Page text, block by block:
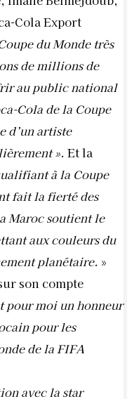
Cola Export
du Monde très
de millions de
au public national
Cola de la Coupe
d’un artiste
». Et la
à la Coupe
fait la fierté des
Maroc soutient le
aux couleurs du
planétaire. »
son compte
pour moi un honneur
pour les
de la FIFA
avec la star